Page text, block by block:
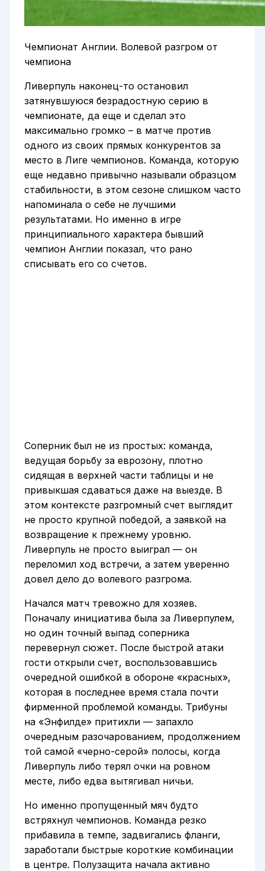
Чемпионат Англии. Волевой разгром от
чемпиона
Ливерпуль наконец-то остановил
затянувшуюся безрадостную серию в
чемпионате, да еще и сделал это
максимально громко – в матче против
одного из своих прямых конкурентов за
место в Лиге чемпионов. Команда, которую
еще недавно привычно называли образцом
стабильности, в этом сезоне слишком часто
напоминала о себе не лучшими
результатами. Но именно в игре
принципиального характера бывший
чемпион Англии показал, что рано
списывать его со счетов.
Соперник был не из простых: команда,
ведущая борьбу за еврозону, плотно
сидящая в верхней части таблицы и не
привыкшая сдаваться даже на выезде. В
этом контексте разгромный счет выглядит
не просто крупной победой, а заявкой на
возвращение к прежнему уровню.
Ливерпуль не просто выиграл — он
переломил ход встречи, а затем уверенно
довел дело до волевого разгрома.
Начался матч тревожно для хозяев.
Поначалу инициатива была за Ливерпулем,
но один точный выпад соперника
перевернул сюжет. После быстрой атаки
гости открыли счет, воспользовавшись
очередной ошибкой в обороне «красных»,
которая в последнее время стала почти
фирменной проблемой команды. Трибуны
на «Энфилде» притихли — запахло
очередным разочарованием, продолжением
той самой «черно-серой» полосы, когда
Ливерпуль либо терял очки на ровном
месте, либо едва вытягивал ничьи.
Но именно пропущенный мяч будто
встряхнул чемпионов. Команда резко
прибавила в темпе, задвигались фланги,
заработали быстрые короткие комбинации
в центре. Полузащита начала активно